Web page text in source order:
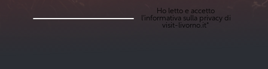
Ho letto e accetto
l'informativa sulla privacydi
visit-livorno.it*